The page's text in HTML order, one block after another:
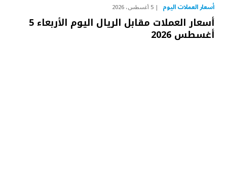
أسعار العملات اليوم 5 أغسطس، 2026
أسعار العملات مقابل الريال اليوم الأربعاء 5
أغسطس 2026